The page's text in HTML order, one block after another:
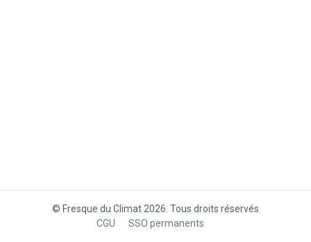
© Fresque du Climat 2026. Tous droits réservés
CGU
SSO permanents